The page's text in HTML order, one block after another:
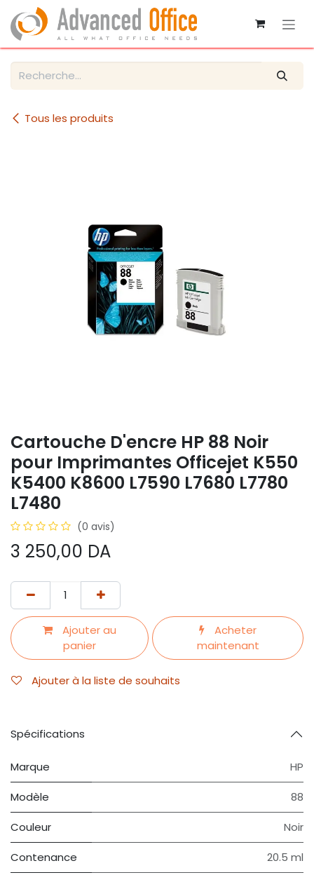
Se rendre au contenu
Tous les produits
Cartouche D'encre HP 88 Noir
pour Imprimantes Officejet K550
K5400 K8600 L7590 L7680 L7780
L7480
(0 avis)
3 250,00 DA
Ajouter au
panier
Acheter
maintenant
Ajouter à la liste de souhaits
Spécifications
Marque HP
Modèle 88
Couleur Noir
Contenance 20.5 ml